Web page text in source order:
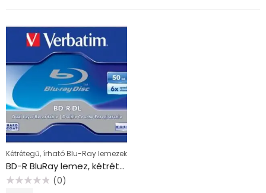
Kétrétegű, írható Blu-Ray lemezek
BD-R BluRay lemez, kétrétegű, 50GB, 6x, 1 db, normál tok, VERBATIM
(0)